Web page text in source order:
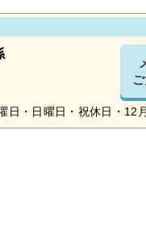
・日曜日・祝休日・12